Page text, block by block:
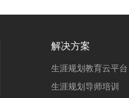
解决方案
生涯规划教育云平台
生涯规划导师培训